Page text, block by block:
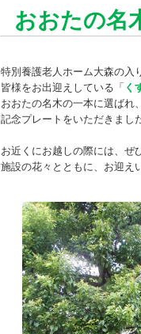
おおたの
特別養護老人ホーム大森の入
皆様をお出迎えしている「 く
おおたの名木の一本に選ばれ
記念プレートをいただきまし
お近くにお越しの際には、ぜ
施設の花々とともに、お迎え